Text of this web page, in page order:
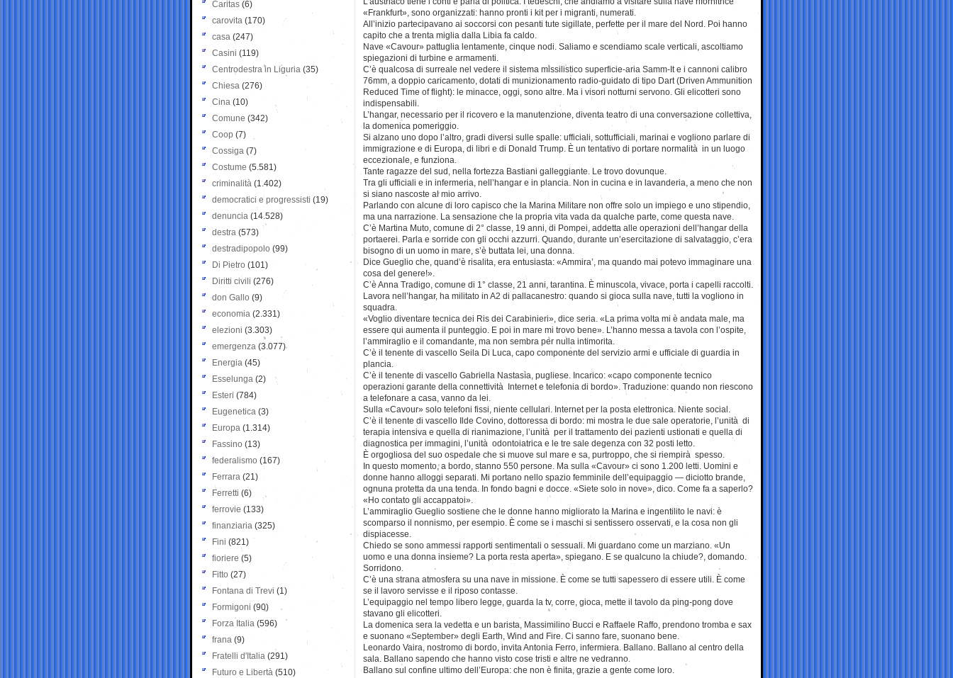
«Frankfurt», sono organizzati: hanno pronti i kit per i migranti, numerati.
All’inizio partecipavano ai soccorsi con pesanti tute sigillate, perfette per il mare del Nord. Poi hanno
capito che a trenta miglia dalla Libia fa caldo.
Nave «Cavour» pattuglia lentamente, cinque nodi. Saliamo e scendiamo scale verticali, ascoltiamo
spiegazioni di turbine e armamenti.
C’è qualcosa di surreale nel vedere il sistema missilistico superficie-aria Samm-It e i cannoni calibro
76mm, a doppio caricamento, dotati di munizionamento radio-guidato di tipo Dart (Driven Ammunition
Reduced Time of flight): le minacce, oggi, sono altre. Ma i visori notturni servono. Gli elicotteri sono
indispensabili.
L’hangar, necessario per il ricovero e la manutenzione, diventa teatro di una conversazione collettiva,
la domenica pomeriggio.
Si alzano uno dopo l’altro, gradi diversi sulle spalle: ufficiali, sottufficiali, marinai e vogliono parlare di
immigrazione e di Europa, di libri e di Donald Trump. È un tentativo di portare normalità in un luogo
eccezionale, e funziona.
Tante ragazze del sud, nella fortezza Bastiani galleggiante. Le trovo dovunque.
Tra gli ufficiali e in infermeria, nell’hangar e in plancia. Non in cucina e in lavanderia, a meno che non
si siano nascoste al mio arrivo.
Parlando con alcune di loro capisco che la Marina Militare non offre solo un impiego e uno stipendio,
ma una narrazione. La sensazione che la propria vita vada da qualche parte, come questa nave.
C’è Martina Muto, comune di 2° classe, 19 anni, di Pompei, addetta alle operazioni dell’hangar della
portaerei. Parla e sorride con gli occhi azzurri. Quando, durante un’esercitazione di salvataggio, c’era
bisogno di un uomo in mare, s’è buttata lei, una donna.
Dice Gueglio che, quand’è risalita, era entusiasta: «Ammira’, ma quando mai potevo immaginare una
cosa del genere!».
C’è Anna Tradigo, comune di 1° classe, 21 anni, tarantina. È minuscola, vivace, porta i capelli raccolti.
Lavora nell’hangar, ha militato in A2 di pallacanestro: quando si gioca sulla nave, tutti la vogliono in
squadra.
«Voglio diventare tecnica dei Ris dei Carabinieri», dice seria. «La prima volta mi è andata male, ma
essere qui aumenta il punteggio. E poi in mare mi trovo bene». L’hanno messa a tavola con l’ospite,
l’ammiraglio e il comandante, ma non sembra per nulla intimorita.
C’è il tenente di vascello Seila Di Luca, capo componente del servizio armi e ufficiale di guardia in
plancia.
C’è il tenente di vascello Gabriella Nastasìa, pugliese. Incarico: «capo componente tecnico
operazioni garante della connettività Internet e telefonia di bordo». Traduzione: quando non riescono
a telefonare a casa, vanno da lei.
Sulla «Cavour» solo telefoni fissi, niente cellulari. Internet per la posta elettronica. Niente social.
C’è il tenente di vascello Ilde Covino, dottoressa di bordo: mi mostra le due sale operatorie, l’unità di
terapia intensiva e quella di rianimazione, l’unità per il trattamento dei pazienti ustionati e quella di
diagnostica per immagini, l’unità odontoiatrica e le tre sale degenza con 32 posti letto.
È orgogliosa del suo ospedale che si muove sul mare e sa, purtroppo, che si riempirà spesso.
In questo momento, a bordo, stanno 550 persone. Ma sulla «Cavour» ci sono 1.200 letti. Uomini e
donne hanno alloggi separati. Mi portano nello spazio femminile dell’equipaggio — diciotto brande,
ognuna protetta da una tenda. In fondo bagni e docce. «Siete solo in nove», dico. Come fa a saperlo?
«Ho contato gli accappatoi».
L’ammiraglio Gueglio sostiene che le donne hanno migliorato la Marina e ingentilito le navi: è
scomparso il nonnismo, per esempio. È come se i maschi si sentissero osservati, e la cosa non gli
dispiacesse.
Chiedo se sono ammessi rapporti sentimentali o sessuali. Mi guardano come un marziano. «Un
uomo e una donna insieme? La porta resta aperta», spiegano. E se qualcuno la chiude?, domando.
Sorridono.
C’è una strana atmosfera su una nave in missione. È come se tutti sapessero di essere utili. È come
se il lavoro servisse e il riposo contasse.
L’equipaggio nel tempo libero legge, guarda la tv, corre, gioca, mette il tavolo da ping-pong dove
stavano gli elicotteri.
La domenica sera la vedetta e un barista, Massimilino Bucci e Raffaele Raffo, prendono tromba e sax
e suonano «September» degli Earth, Wind and Fire. Ci sanno fare, suonano bene.
Leonardo Vaira, nostromo di bordo, invita Antonia Ferro, infermiera. Ballano. Ballano al centro della
sala. Ballano sapendo che hanno visto cose tristi e altre ne vedranno.
Ballano sul confine ultimo dell’Europa: che non è finita, grazie a gente come loro.
Caritas (6)
carovita (170)
casa (247)
Casini (119)
Centrodestra in Liguria (35)
Chiesa (276)
Cina (10)
Comune (342)
Coop (7)
Cossiga (7)
Costume (5.581)
criminalità (1.402)
democratici e progressisti (19)
denuncia (14.528)
destra (573)
destradipopolo (99)
Di Pietro (101)
Diritti civili (276)
don Gallo (9)
economia (2.331)
elezioni (3.303)
emergenza (3.077)
Energia (45)
Esselunga (2)
Esteri (784)
Eugenetica (3)
Europa (1.314)
Fassino (13)
federalismo (167)
Ferrara (21)
Ferretti (6)
ferrovie (133)
finanziaria (325)
Fini (821)
fioriere (5)
Fitto (27)
Fontana di Trevi (1)
Formigoni (90)
Forza Italia (596)
frana (9)
Fratelli d'Italia (291)
Futuro e Libertà (510)